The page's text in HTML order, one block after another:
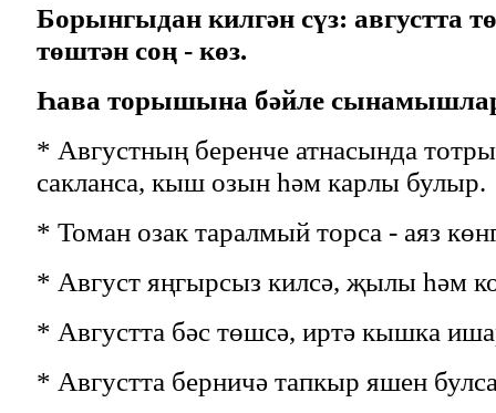
Борынгыдан килгән сүз: августта
төштән соң - көз.
Һава торышына бәйле
* Августның беренче атнасында
сакланса, кыш озын һәм карлы булыр.
* Томан озак таралмый торса - аяз
* Август яңгырсыз килсә, җылы һәм
* Августта бәс төшсә, иртә кышка
* Августта берничә тапкыр яшен